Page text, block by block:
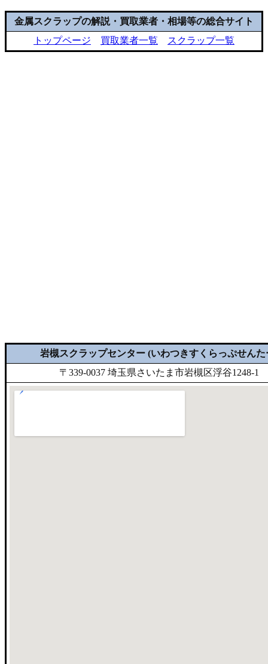
金属スクラップの解説・買取業者・相場等の総合サイト
トップページ
買取業者一覧 スクラップ一覧
岩槻スクラップセンター (いわつきすくらっぷせんた
〒339-0037 埼玉県さいたま市岩槻区浮谷1248-1